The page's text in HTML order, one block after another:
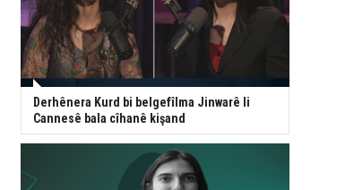
Derhênera Kurd bi belgefîlma Jinwarê li
Cannesê bala cîhanê kişand